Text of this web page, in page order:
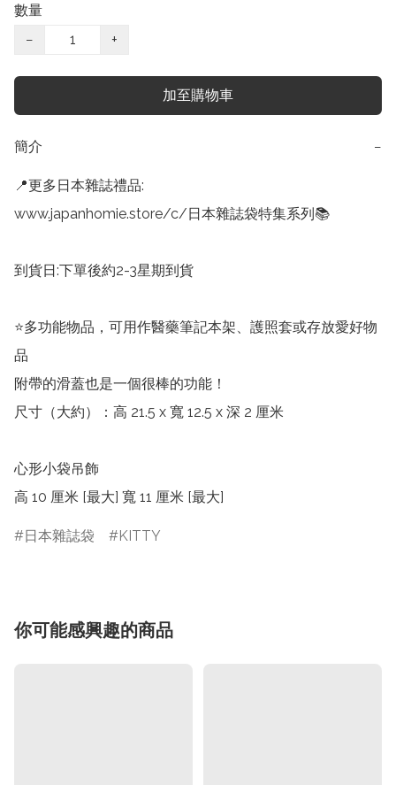
數量
−
+
加至購物車
簡介 −
📍更多日本雜誌禮品:
www.japanhomie.store/c/日本雜誌袋特集系列📚
到貨日:下單後約2-3星期到貨
⭐多功能物品，可用作醫藥筆記本架、護照套或存放愛好物
品
附帶的滑蓋也是一個很棒的功能！
尺寸（大約）：高 21.5 x 寬 12.5 x 深 2 厘米
心形小袋吊飾
高 10 厘米 [最大] 寬 11 厘米 [最大]
日本雜誌袋 KITTY
你可能感興趣的商品